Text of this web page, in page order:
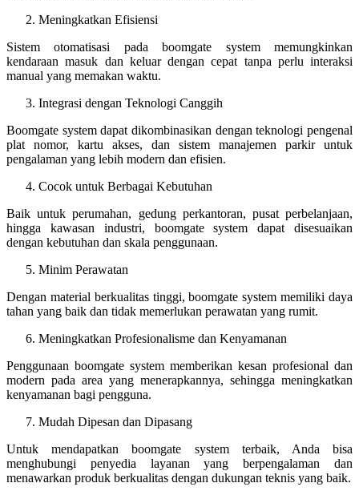
Meningkatkan Efisiensi
Sistem otomatisasi pada boomgate system memungkinkan
kendaraan masuk dan keluar dengan cepat tanpa perlu interaksi
manual yang memakan waktu.
Integrasi dengan Teknologi Canggih
Boomgate system dapat dikombinasikan dengan teknologi pengenal
plat nomor, kartu akses, dan sistem manajemen parkir untuk
pengalaman yang lebih modern dan efisien.
Cocok untuk Berbagai Kebutuhan
Baik untuk perumahan, gedung perkantoran, pusat perbelanjaan,
hingga kawasan industri, boomgate system dapat disesuaikan
dengan kebutuhan dan skala penggunaan.
Minim Perawatan
Dengan material berkualitas tinggi, boomgate system memiliki daya
tahan yang baik dan tidak memerlukan perawatan yang rumit.
Meningkatkan Profesionalisme dan Kenyamanan
Penggunaan boomgate system memberikan kesan profesional dan
modern pada area yang menerapkannya, sehingga meningkatkan
kenyamanan bagi pengguna.
Mudah Dipesan dan Dipasang
Untuk mendapatkan boomgate system terbaik, Anda bisa
menghubungi penyedia layanan yang berpengalaman dan
menawarkan produk berkualitas dengan dukungan teknis yang baik.